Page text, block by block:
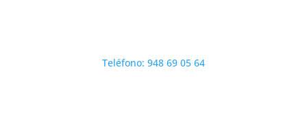
Teléfono: 948 69 05 64